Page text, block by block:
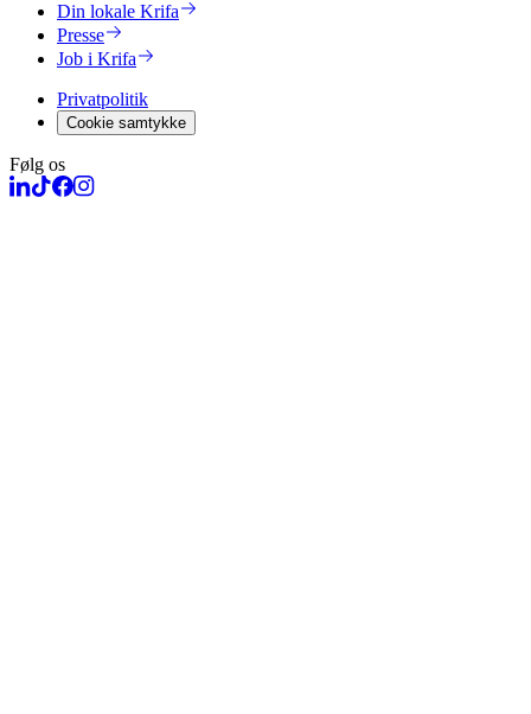
Din lokale Krifa
Presse
Job i Krifa
Privatpolitik
Cookie samtykke
Følg os